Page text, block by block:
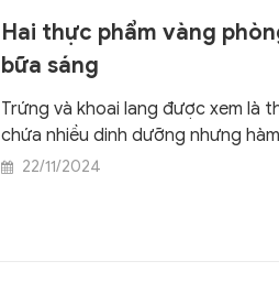
Hai thực phẩm vàng
bữa sáng
Trứng và khoai lang được xem là
chứa nhiều dinh dưỡng nhưng
22/11/2024